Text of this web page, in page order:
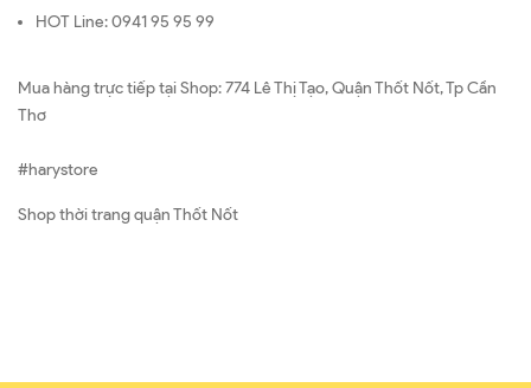
HOT Line: 0941 95 95 99
Mua hàng trực tiếp tại Shop: 774 Lê Thị Tạo, Quận Thốt Nốt, Tp Cần
Thơ
#harystore
Shop thời trang quận Thốt Nốt